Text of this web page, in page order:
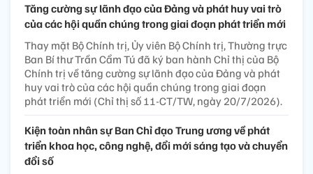
Tăng cường sự lãnh đạo của Đảng và phát huy vai trò
của các hội quần chúng trong giai đoạn phát triển mới
Thay mặt Bộ Chính trị, Ủy viên Bộ Chính trị, Thường trực
Ban Bí thư Trần Cẩm Tú đã ký ban hành Chỉ thị của Bộ
Chính trị về tăng cường sự lãnh đạo của Đảng và phát
huy vai trò của các hội quần chúng trong giai đoạn
phát triển mới (Chỉ thị số 11-CT/TW, ngày 20/7/2026).
Kiện toàn nhân sự Ban Chỉ đạo Trung ương về phát
triển khoa học, công nghệ, đổi mới sáng tạo và chuyển
đổi số